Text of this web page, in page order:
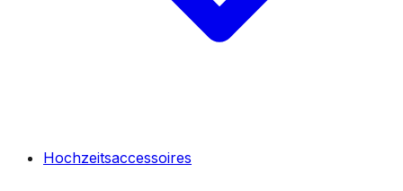
Hochzeitsaccessoires